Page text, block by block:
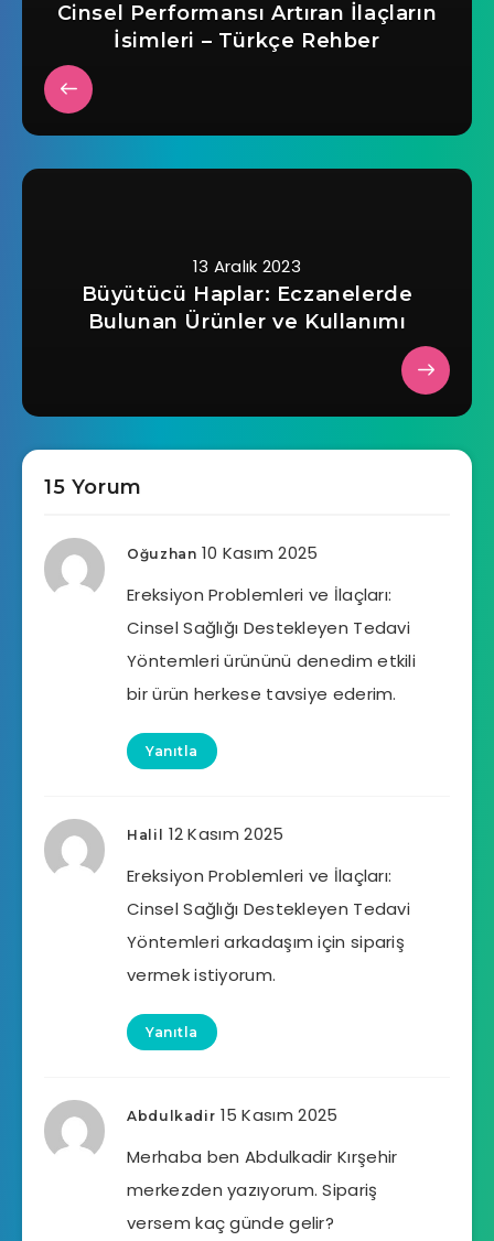
Cinsel Performansı Artıran İlaçların
İsimleri – Türkçe Rehber
13 Aralık 2023
Büyütücü Haplar: Eczanelerde
Bulunan Ürünler ve Kullanımı
15 Yorum
Oğuzhan 10 Kasım 2025
Ereksiyon Problemleri ve İlaçları:
Cinsel Sağlığı Destekleyen Tedavi
Yöntemleri ürününü denedim etkili
bir ürün herkese tavsiye ederim.
Yanıtla
Halil
12 Kasım 2025
Ereksiyon Problemleri ve İlaçları:
Cinsel Sağlığı Destekleyen Tedavi
Yöntemleri arkadaşım için sipariş
vermek istiyorum.
Yanıtla
Abdulkadir 15 Kasım 2025
Merhaba ben Abdulkadir Kırşehir
merkezden yazıyorum. Sipariş
versem kaç günde gelir?